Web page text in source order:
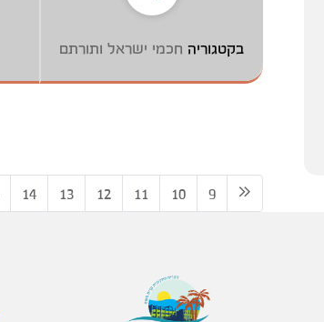
בקטגוריה חכמי ישראל ותורתם
9
10
11
12
13
14